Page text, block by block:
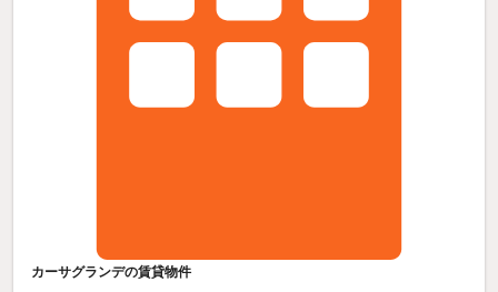
カーサグランデの賃貸物件